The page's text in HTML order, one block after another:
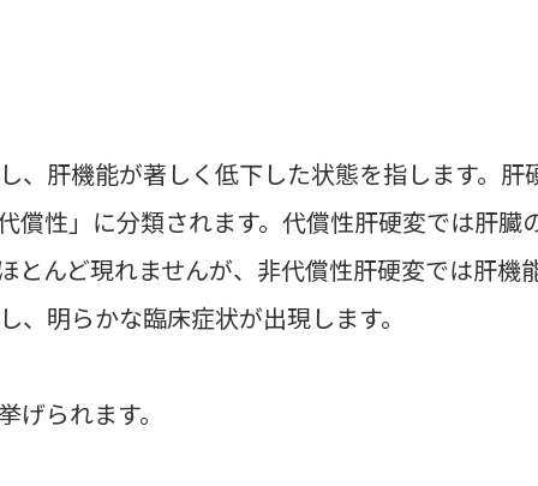
、肝機能が著しく低下した状態を指します。肝
償性」に分類されます。代償性肝硬変では肝臓
とんど現れませんが、非代償性肝硬変では肝機
明らかな臨床症状が出現します。
られます。